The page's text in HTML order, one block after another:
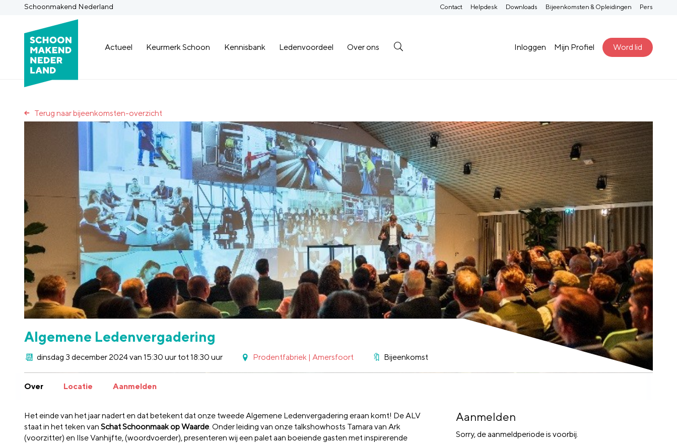
Schoonmakend Nederland
Actueel Keurmerk Schoon Kennisbank Ledenvoordeel Over ons Inloggen Mijn Profiel Word lid
Contact Helpdesk Downloads Bijeenkomsten & Opleidingen Pers
Terug naar bijeenkomsten-overzicht
Algemene Ledenvergadering
dinsdag 3 december 2024 van 15:30 uur tot 18:30 uur Prodentfabriek | Amersfoort Bijeenkomst
Over Locatie Aanmelden
Het einde van het jaar nadert en dat betekent dat onze tweede Algemene Ledenvergadering eraan komt! De ALV
staat in het teken van Schat Schoonmaak op Waarde . Onder leiding van onze talkshowhosts Tamara van Ark
(voorzitter) en Ilse Vanhijfte, (woordvoerder), presenteren wij een palet aan boeiende gasten met inspirerende
Aanmelden
Sorry, de aanmeldperiode is voorbij.